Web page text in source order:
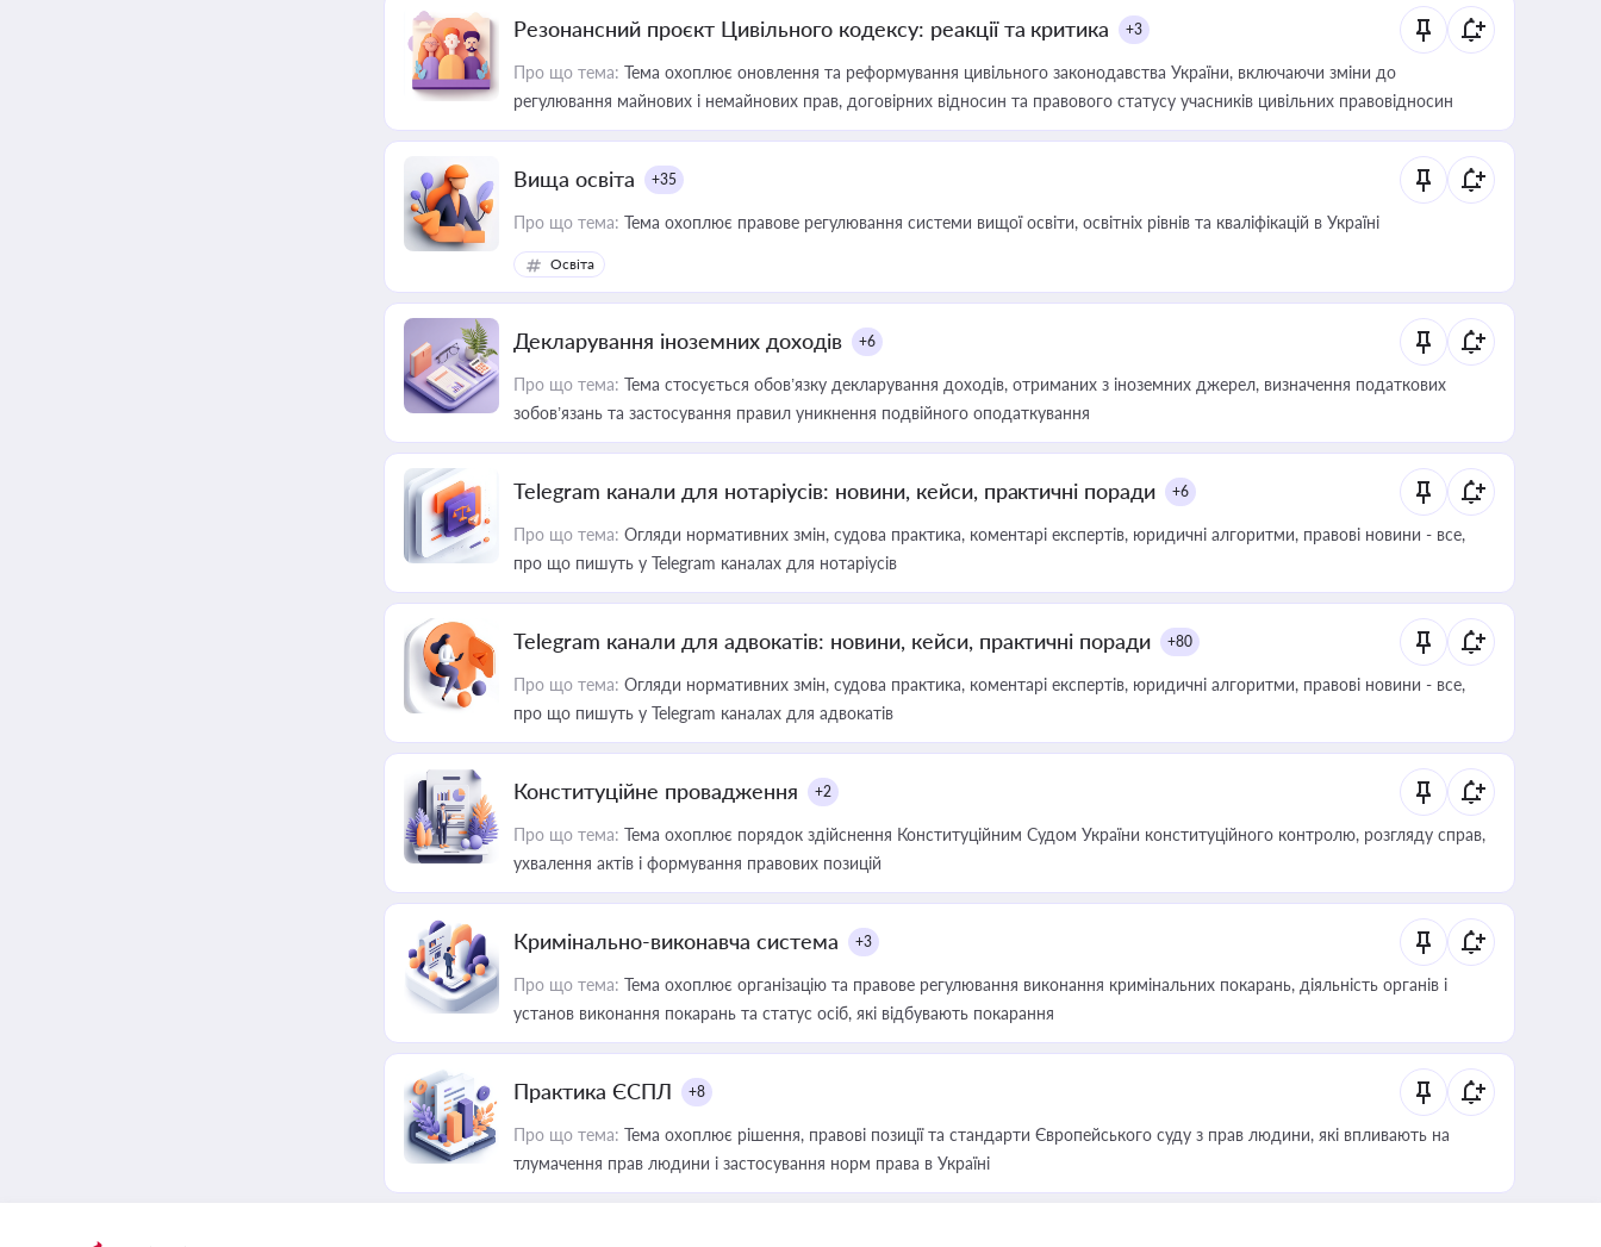
Резонансний проєкт Цивільного кодексу: реакції та критика +3
Про що тема: Тема охоплює оновлення та реформування цивільного законодавства України, включаючи зміни до
регулювання майнових і немайнових прав, договірних відносин та правового статусу учасників цивільних правовідносин
Вища освіта +35
Про що тема: Тема охоплює правове регулювання системи вищої освіти, освітніх рівнів та кваліфікацій в Україні
Освіта
Декларування іноземних доходів +6
Про що тема: Тема стосується обов’язку декларування доходів, отриманих з іноземних джерел, визначення податкових
зобов’язань та застосування правил уникнення подвійного оподаткування
Telegram канали для нотаріусів: новини, кейси, практичні поради +6
Про що тема: Огляди нормативних змін, судова практика, коментарі експертів, юридичні алгоритми, правові новини - все,
про що пишуть у Telegram каналах для нотаріусів
Telegram канали для адвокатів: новини, кейси, практичні поради +80
Про що тема: Огляди нормативних змін, судова практика, коментарі експертів, юридичні алгоритми, правові новини - все,
про що пишуть у Telegram каналах для адвокатів
Конституційне провадження +2
Про що тема: Тема охоплює порядок здійснення Конституційним Судом України конституційного контролю, розгляду справ,
ухвалення актів і формування правових позицій
Кримінально-виконавча система +3
Про що тема: Тема охоплює організацію та правове регулювання виконання кримінальних покарань, діяльність органів і
установ виконання покарань та статус осіб, які відбувають покарання
Практика ЄСПЛ +8
Про що тема: Тема охоплює рішення, правові позиції та стандарти Європейського суду з прав людини, які впливають на
тлумачення прав людини і застосування норм права в Україні